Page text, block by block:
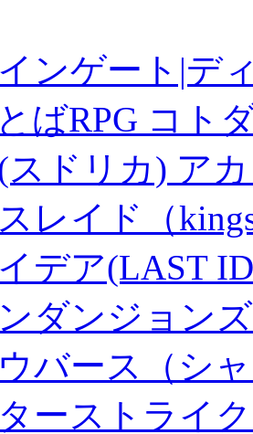
ンゲート|デ
ばRPG コト
スドリカ) ア
レイド（
デア(LAST
ダンジョン
バース（シ
ーストライ